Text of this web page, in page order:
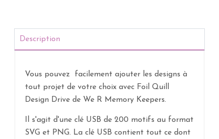
Description
Vous pouvez facilement ajouter les designs à
tout projet de votre choix avec Foil Quill
Design Drive de We R Memory Keepers.
Il s'agit d'une clé USB de 200 motifs au format
SVG et PNG. La clé USB contient tout ce dont